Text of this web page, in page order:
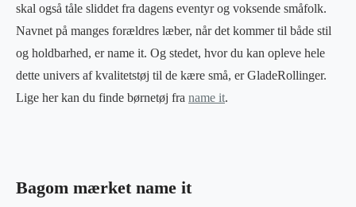
skal også tåle sliddet fra dagens eventyr og voksende småfolk.
Navnet på manges forældres læber, når det kommer til både stil
og holdbarhed, er name it. Og stedet, hvor du kan opleve hele
dette univers af kvalitetstøj til de kære små, er GladeRollinger.
Lige her kan du finde børnetøj fra name it.
Bagom mærket name it